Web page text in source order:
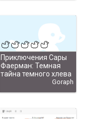
Приключения Сары
Фаерман: Темная
тайна темного хлева
Goraph